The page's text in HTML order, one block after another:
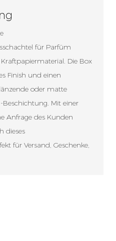
für Parfüm
Die Box
Finish und einen
oder matte
Mit einer
Anfrage des Kunden
dieses
für Versand, Geschenke,